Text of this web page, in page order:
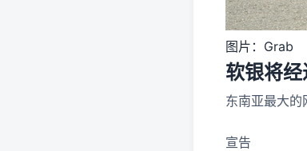
图片：Grab
软银将
东南亚最大
宣告